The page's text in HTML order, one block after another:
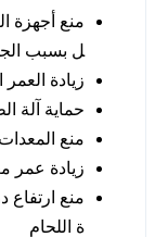
منع أجهزة
ل بسبب
زيادة
حماية آلة
منع
زيادة عمر
منع
ة اللحام